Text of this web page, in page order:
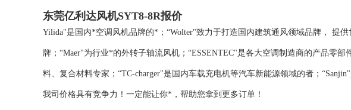
东莞亿利达风机SYT8-8R报价
Yilida"是国内*空调风机品牌的*；“Wolter"致力于打造国内建筑通风领域品牌， 提
牌；“Maer"为行业*的外转子轴流风机；“ESSENTEC"是各大空调制造商的产品零
料、复合材料专家；“TC-charger"是国内车载充电机等汽车新能源领域的者；
我司价格具有竞争力！一定能让你*，帮助您拿到更多订单！